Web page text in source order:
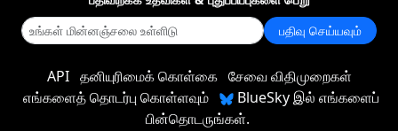
பதிவு செய்யவும்
API தனியுரிமைக் கொள்கை சேவை விதிமுறைகள்
எங்களைத் தொடர்பு கொள்ளவும்
BlueSky இல் எங்களைப்
பின்தொடருங்கள்.